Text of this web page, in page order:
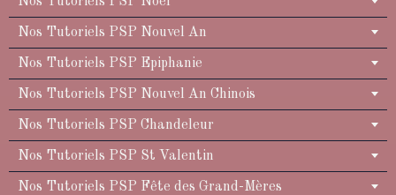
Nos Tutoriels PSP Nouvel An
Nos Tutoriels PSP Epiphanie
Nos Tutoriels PSP Nouvel An Chinois
Nos Tutoriels PSP Chandeleur
Nos Tutoriels PSP St Valentin
Nos Tutoriels PSP Fête des Grand-Mères